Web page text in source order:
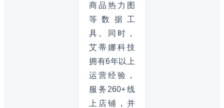
商品热力图
等数据工
具。同时，
艾蒂娜科技
拥有6年以上
运营经验，
服务260+线
上店铺，并